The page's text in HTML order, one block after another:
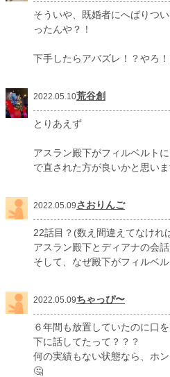
そういや、既婚者にへばりつ
ったんや？！
下手したらアバズレ！？やろ
2022.05.10荒谷創
とりあえず
アスラン殿下がフィルベルト
で直された方が良いかと思いま
2022.05.09さおりんご
22話目？(数え間違えてなけれ
アスラン殿下とディアナの会
そして、なぜ殿下がフィルベ
2022.05.09ちゃっぴ〜
６年間も放置していたのに口
下に話してたって？？？
何の実績もない状態なら、ホ
🤔